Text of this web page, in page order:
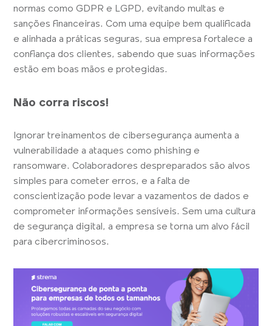
normas como GDPR e LGPD, evitando multas e
sanções financeiras​. Com uma equipe bem qualificada
e alinhada a práticas seguras, sua empresa fortalece a
confiança dos clientes, sabendo que suas informações
estão em boas mãos e protegidas.
Não corra riscos!
Ignorar treinamentos de cibersegurança aumenta a
vulnerabilidade a ataques como phishing e
ransomware. Colaboradores despreparados são alvos
simples para cometer erros, e a falta de
conscientização pode levar a vazamentos de dados e
comprometer informações sensíveis. Sem uma cultura
de segurança digital, a empresa se torna um alvo fácil
para cibercriminosos.